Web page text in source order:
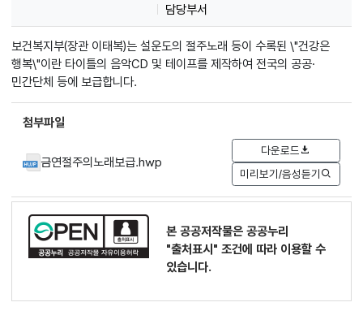
담당부서
보건복지부(장관 이태복)는 설운도의 절주노래 등이 수록된 \"건강은
행복\"이란 타이틀의 음악CD 및 테이프를 제작하여 전국의 공공·
민간단체 등에 보급합니다.
첨부파일
금연절주의노래보급.hwp
다운로드
미리보기/음성듣기
본 공공저작물은 공공누리
"출처표시" 조건에 따라 이용할 수
있습니다.